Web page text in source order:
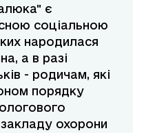
є
соціальною
народилася
а в разі
- родичам, які
порядку
охорони